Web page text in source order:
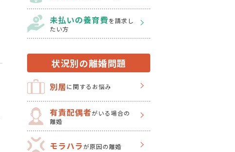
未払いの養育費を請求し
たい方
状況別の離婚問題
別居に関するお悩み
有責配偶者がいる場合の
離婚
モラハラが原因の離婚